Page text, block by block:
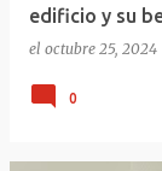
edificio y su
el octubre 25, 2024
0